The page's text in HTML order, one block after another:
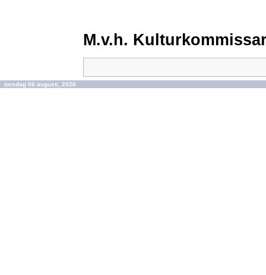
M.v.h.
torsdag 06 augusti, 2026